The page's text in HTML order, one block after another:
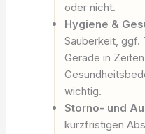
oder nicht.
Hygiene &
Sauberkeit, ggf.
Gerade in
wichtig.
Storno- und
kurzfristigen